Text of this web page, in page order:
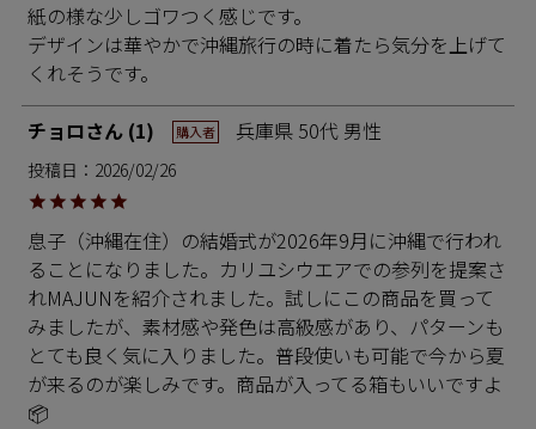
紙の様な少しゴワつく感じです。
デザインは華やかで沖縄旅行の時に着たら気分を上げて
くれそうです。
チョロ 1 購入者 兵庫県 50代 男性
投稿日 2026/02/26
息子（沖縄在住）の結婚式が2026年9月に沖縄で行われ
ることになりました。カリユシウエアでの参列を提案さ
れMAJUNを紹介されました。試しにこの商品を買って
みましたが、素材感や発色は高級感があり、パターンも
とても良く気に入りました。普段使いも可能で今から夏
が来るのが楽しみです。商品が入ってる箱もいいですよ
📦